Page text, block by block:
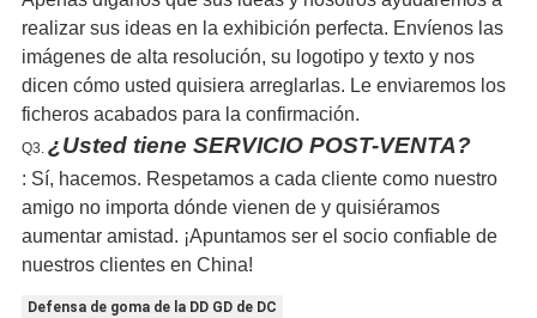
realizar sus ideas en la exhibición perfecta. Envíenos las
imágenes de alta resolución, su logotipo y texto y nos
dicen cómo usted quisiera arreglarlas. Le enviaremos los
ficheros acabados para la confirmación.
Q3. ¿Usted tiene SERVICIO POST-VENTA?
: Sí, hacemos. Respetamos a cada cliente como nuestro
amigo no importa dónde vienen de y quisiéramos
aumentar amistad. ¡Apuntamos ser el socio confiable de
nuestros clientes en China!
Defensa de goma de la DD GD de DC